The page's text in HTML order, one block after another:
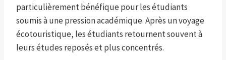
particulièrement bénéfique pour les étudiants
soumis à une pression académique. Après un voyage
écotouristique, les étudiants retournent souvent à
leurs études reposés et plus concentrés.